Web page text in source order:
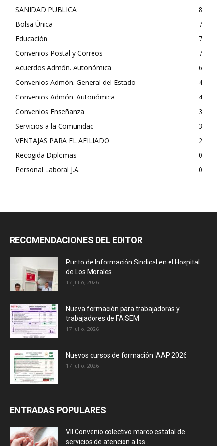
SANIDAD PUBLICA
8
Bolsa Única
7
Educación
7
Convenios Postal y Correos
7
Acuerdos Admón. Autonómica
6
Convenios Admón. General del Estado
4
Convenios Admón. Autonómica
4
Convenios Enseñanza
3
Servicios a la Comunidad
3
VENTAJAS PARA EL AFILIADO
2
Recogida Diplomas
0
Personal Laboral J.A.
0
RECOMENDACIONES DEL EDITOR
Punto de Información Sindical en el Hospital
de Los Morales
17 julio, 2026
Nueva formación para trabajadoras y
trabajadores de FAISEM
17 julio, 2026
Nuevos cursos de formación IAAP 2026
17 julio, 2026
ENTRADAS POPULARES
VII Convenio colectivo marco estatal de
servicios de atención a las...